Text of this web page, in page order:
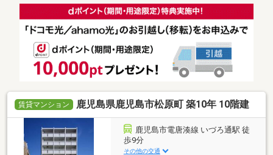
賃貸マンション 鹿児島県鹿児島市松原町 築10年 10階建
鹿児島市電唐湊線 いづろ通駅 徒
歩9分
その他の交通